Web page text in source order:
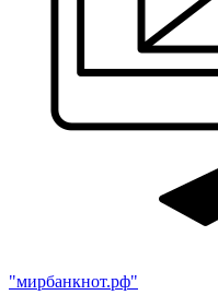
"мирбанкнот.рф"